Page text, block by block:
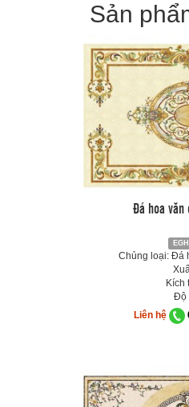
Sản
Đá hoa
Chủng loại: Đá
Kích
Độ
Liên hệ